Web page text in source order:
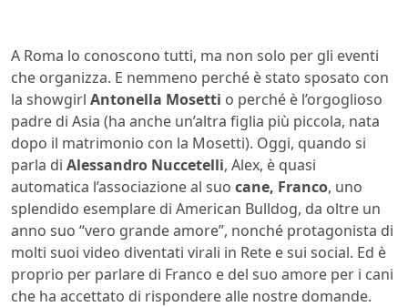
A Roma lo conoscono tutti, ma non solo per gli eventi
che organizza. E nemmeno perché è stato sposato con
la showgirl Antonella Mosetti o perché è l’orgoglioso
padre di Asia (ha anche un’altra figlia più piccola, nata
dopo il matrimonio con la Mosetti). Oggi, quando si
parla di Alessandro Nuccetelli, Alex, è quasi
automatica l’associazione al suo cane, Franco, uno
splendido esemplare di American Bulldog, da oltre un
anno suo “vero grande amore”, nonché protagonista di
molti suoi video diventati virali in Rete e sui social. Ed è
proprio per parlare di Franco e del suo amore per i cani
che ha accettato di rispondere alle nostre domande.